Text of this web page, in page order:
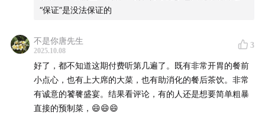
或加入听友群讨论！
“保证”是没法保证的
不是你唐先生
2025.10.08
3
好了，都不知道这期付费听第几遍了。既有非常开胃的餐前
小点心，也有上大席的大菜，也有助消化的餐后茶饮。非常
有诚意的饕餮盛宴。结果看评论，有的人还是想要简单粗暴
直接的预制菜，😄😄😄